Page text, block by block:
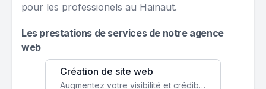
pour les professionels au Hainaut.
Les prestations de services de notre agence
web
Création de site web
Augmentez votre visibilité et crédibilité en ligne avec un site web performant, conçu pour attirer plus de clients.